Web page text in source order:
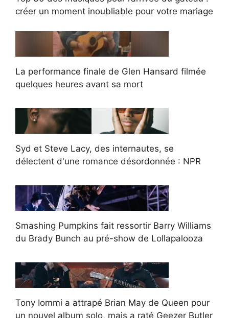
créer un moment inoubliable pour votre mariage
La performance finale de Glen Hansard filmée
quelques heures avant sa mort
Syd et Steve Lacy, des internautes, se
délectent d'une romance désordonnée : NPR
Smashing Pumpkins fait ressortir Barry Williams
du Brady Bunch au pré-show de Lollapalooza
Tony Iommi a attrapé Brian May de Queen pour
un nouvel album solo, mais a raté Geezer Butler